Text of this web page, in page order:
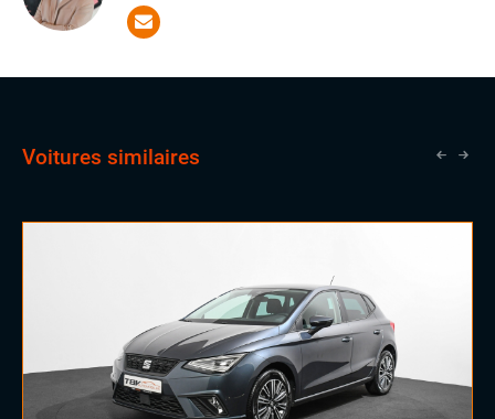
des qualités essentielles pour réussir dans notre
domaine. Il a la chance d'apprendre aux côtés de
vendeurs expérimentés, une opportunité qui lui ouvrira
commercial.
Voitures similaires